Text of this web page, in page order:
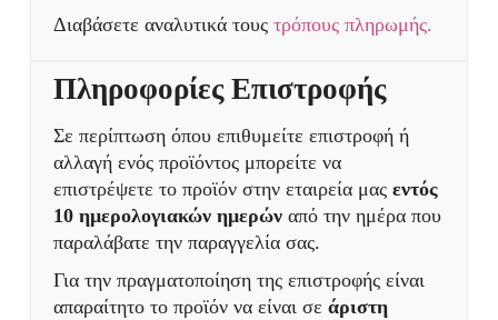
Διαβάσετε αναλυτικά τους τρόπους πληρωμής.
Πληροφορίες Επιστροφής
Σε περίπτωση όπου επιθυμείτε επιστροφή ή
αλλαγή ενός προϊόντος μπορείτε να
επιστρέψετε το προϊόν στην εταιρεία μας εντός
10 ημερολογιακών ημερώναπό την ημέρα που
παραλάβατε την παραγγελία σας.
Για την πραγματοποίηση της επιστροφής είναι
απαραίτητο το προϊόν να είναι σε άριστη